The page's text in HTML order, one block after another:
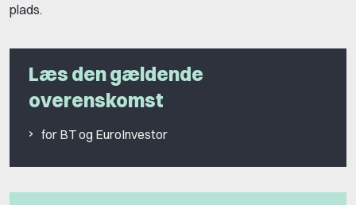
plads.
Læs den gældende
overenskomst
for BT og EuroInvestor